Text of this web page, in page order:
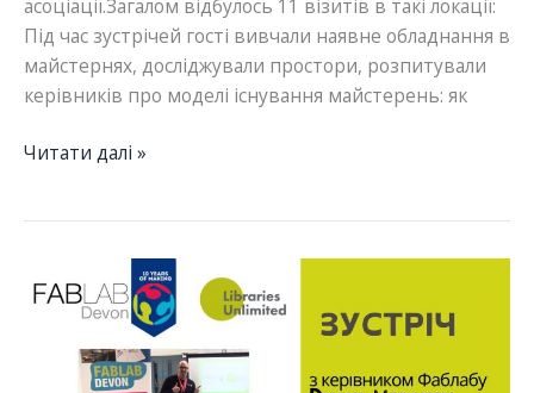
асоціації.Загалом відбулось 11 візитів в такі локації:
Під час зустрічей гості вивчали наявне обладнання в
майстернях, досліджували простори, розпитували
керівників про моделі існування майстерень: як
Підсумки
Україні
Читати далі »